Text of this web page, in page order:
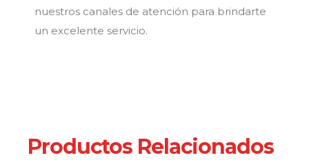
nuestros canales de atención para brindarte
un excelente servicio.
Productos Relacionados